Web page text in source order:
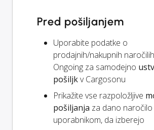
Pred pošiljanjem
Uporabite podatke o
prodajnih/nakupnih
Ongoing za samodejno
pošiljkv Cargosonu
Prikažite vse razpoložljive
pošiljanja za dano
uporabnikom, da izberejo